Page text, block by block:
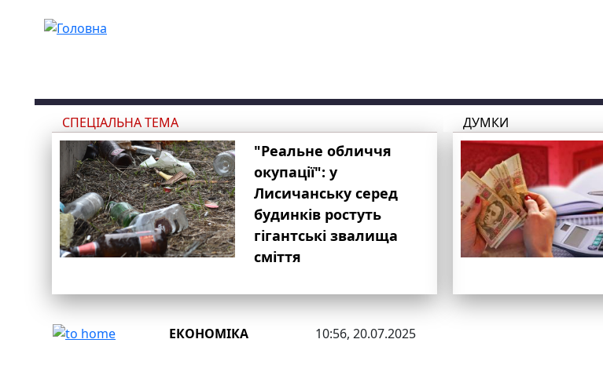
СПЕЦІАЛЬНА ТЕМА
"Реальне обличчя
окупації": у
Лисичанську серед
будинків ростуть
гігантські звалища
сміття
ДУМКИ
ЕКОНОМІКА 10:56, 20.07.2025